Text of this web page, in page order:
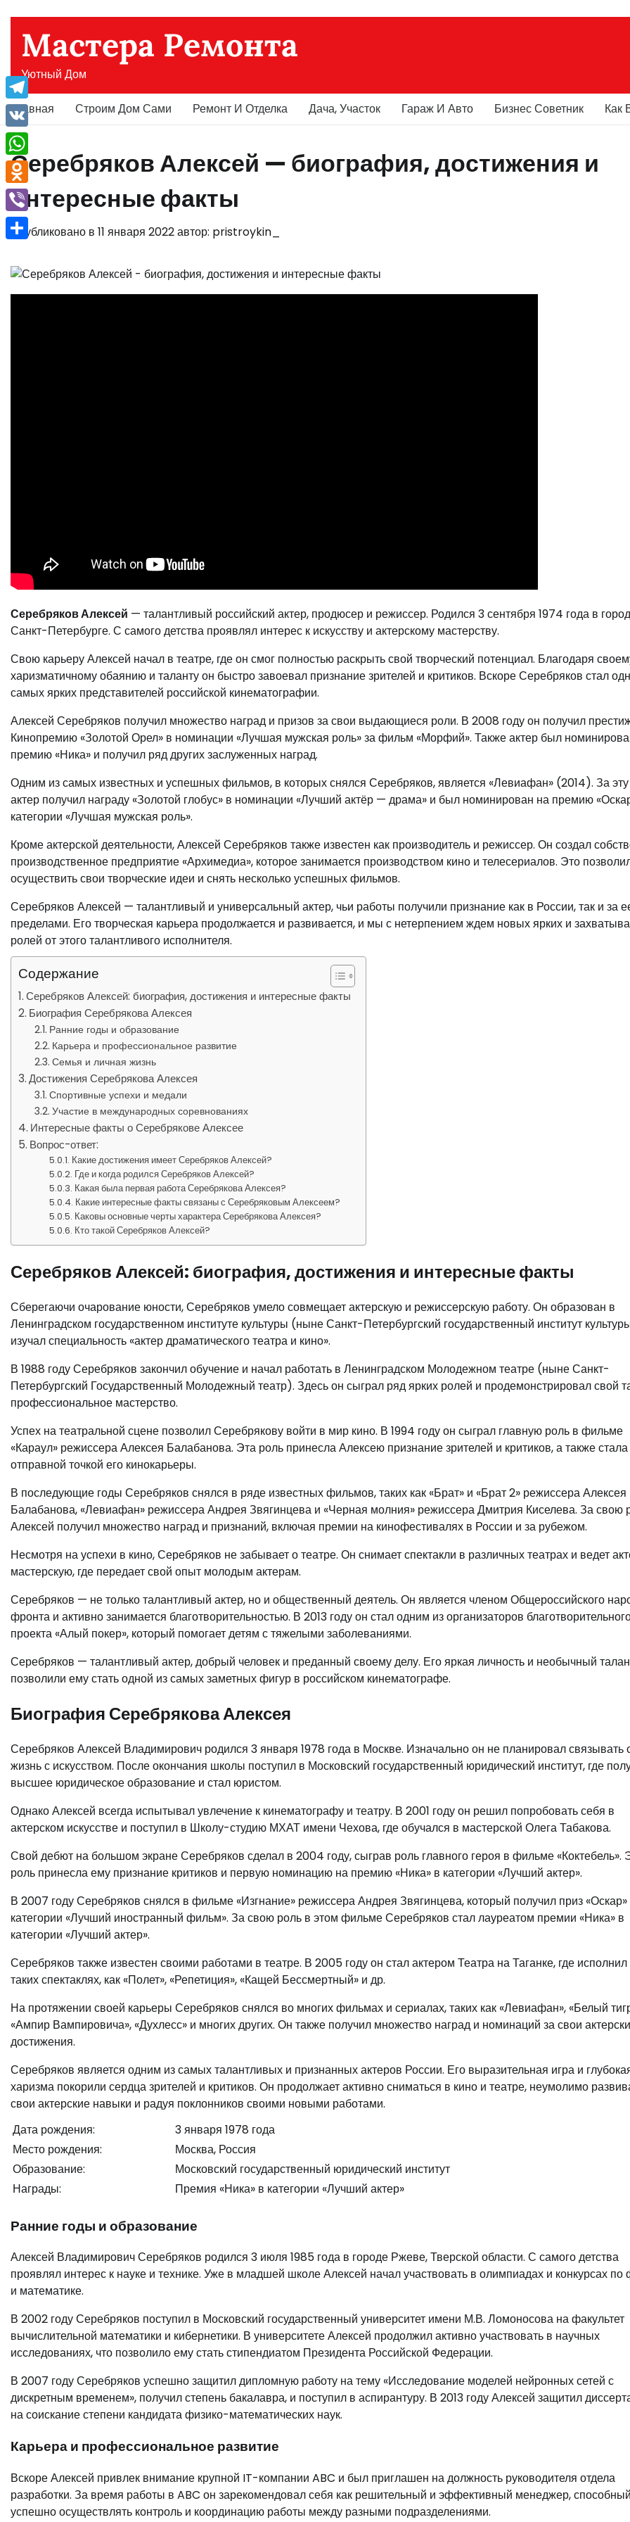
содержимому
Мастера Ремонта
Уютный Дом
Главная Строим Дом Сами Ремонт И Отделка Дача, Участок Гараж И Авто Бизнес Советник Как
Серебряков Алексей — биография, достижения и
интересные факты
Опубликовано в 11 января 2022автор: pristroykin_
Серебряков Алексей — талантливый российский актер, продюсер и режиссер. Родился 3 сентября 1974 года в
Санкт-Петербурге. С самого детства проявлял интерес к искусству и актерскому мастерству.
Свою карьеру Алексей начал в театре, где он смог полностью раскрыть свой творческий потенциал. Благодаря
харизматичному обаянию и таланту он быстро завоевал признание зрителей и критиков. Вскоре Серебряков стал
самых ярких представителей российской кинематографии.
Алексей Серебряков получил множество наград и призов за свои выдающиеся роли. В 2008 году он получил
Кинопремию «Золотой Орел» в номинации «Лучшая мужская роль» за фильм «Морфий». Также актер был
премию «Ника» и получил ряд других заслуженных наград.
Одним из самых известных и успешных фильмов, в которых снялся Серебряков, является «Левиафан» (2014). За
актер получил награду «Золотой глобус» в номинации «Лучший актёр — драма» и был номинирован на премию
категории «Лучшая мужская роль».
Кроме актерской деятельности, Алексей Серебряков также известен как производитель и режиссер. Он создал
производственное предприятие «Архимедиа», которое занимается производством кино и телесериалов. Это
осуществить свои творческие идеи и снять несколько успешных фильмов.
Серебряков Алексей — талантливый и универсальный актер, чьи работы получили признание как в России, так и за
пределами. Его творческая карьера продолжается и развивается, и мы с нетерпением ждем новых ярких и
ролей от этого талантливого исполнителя.
Содержание
Серебряков Алексей: биография, достижения и интересные факты
Биография Серебрякова Алексея
Ранние годы и образование
Карьера и профессиональное развитие
Семья и личная жизнь
Достижения Серебрякова Алексея
Спортивные успехи и медали
Участие в международных соревнованиях
Интересные факты о Серебрякове Алексее
Вопрос-ответ:
Какие достижения имеет Серебряков Алексей?
Где и когда родился Серебряков Алексей?
Какая была первая работа Серебрякова Алексея?
Какие интересные факты связаны с Серебряковым Алексеем?
Каковы основные черты характера Серебрякова Алексея?
Кто такой Серебряков Алексей?
Серебряков Алексей: биография, достижения и интересные факты
Сберегаючи очарование юности, Серебряков умело совмещает актерскую и режиссерскую работу. Он образован в
Ленинградском государственном институте культуры (ныне Санкт-Петербургский государственный институт
изучал специальность «актер драматического театра и кино».
В 1988 году Серебряков закончил обучение и начал работать в Ленинградском Молодежном театре (ныне Санкт-
Петербургский Государственный Молодежный театр). Здесь он сыграл ряд ярких ролей и продемонстрировал свой
профессиональное мастерство.
Успех на театральной сцене позволил Серебрякову войти в мир кино. В 1994 году он сыграл главную роль в фильме
«Караул» режиссера Алексея Балабанова. Эта роль принесла Алексею признание зрителей и критиков, а также стала
отправной точкой его кинокарьеры.
В последующие годы Серебряков снялся в ряде известных фильмов, таких как «Брат» и «Брат 2» режиссера Алексея
Балабанова, «Левиафан» режиссера Андрея Звягинцева и «Черная молния» режиссера Дмитрия Киселева. За свою
Алексей получил множество наград и признаний, включая премии на кинофестивалях в России и за рубежом.
Несмотря на успехи в кино, Серебряков не забывает о театре. Он снимает спектакли в различных театрах и ведет
мастерскую, где передает свой опыт молодым актерам.
Серебряков — не только талантливый актер, но и общественный деятель. Он является членом Общероссийского
фронта и активно занимается благотворительностью. В 2013 году он стал одним из организаторов
проекта «Алый покер», который помогает детям с тяжелыми заболеваниями.
Серебряков — талантливый актер, добрый человек и преданный своему делу. Его яркая личность и необычный
позволили ему стать одной из самых заметных фигур в российском кинематографе.
Биография Серебрякова Алексея
Серебряков Алексей Владимирович родился 3 января 1978 года в Москве. Изначально он не планировал связывать
жизнь с искусством. После окончания школы поступил в Московский государственный юридический институт, где
высшее юридическое образование и стал юристом.
Однако Алексей всегда испытывал увлечение к кинематографу и театру. В 2001 году он решил попробовать себя в
актерском искусстве и поступил в Школу-студию МХАТ имени Чехова, где обучался в мастерской Олега Табакова.
Свой дебют на большом экране Серебряков сделал в 2004 году, сыграв роль главного героя в фильме «Коктебель».
роль принесла ему признание критиков и первую номинацию на премию «Ника» в категории «Лучший актер».
В 2007 году Серебряков снялся в фильме «Изгнание» режиссера Андрея Звягинцева, который получил приз «Оскар»
категории «Лучший иностранный фильм». За свою роль в этом фильме Серебряков стал лауреатом премии «Ника» в
категории «Лучший актер».
Серебряков также известен своими работами в театре. В 2005 году он стал актером Театра на Таганке, где
таких спектаклях, как «Полет», «Репетиция», «Кащей Бессмертный» и др.
На протяжении своей карьеры Серебряков снялся во многих фильмах и сериалах, таких как «Левиафан», «Белый
«Ампир Вампировича», «Духлесс» и многих других. Он также получил множество наград и номинаций за свои
достижения.
Серебряков является одним из самых талантливых и признанных актеров России. Его выразительная игра и
харизма покорили сердца зрителей и критиков. Он продолжает активно сниматься в кино и театре, неумолимо
свои актерские навыки и радуя поклонников своими новыми работами.
Дата рождения:
3 января 1978 года
Место рождения:
Москва, Россия
Образование:
Московский государственный юридический институт
Награды:
Премия «Ника» в категории «Лучший актер»
Ранние годы и образование
Алексей Владимирович Серебряков родился 3 июля 1985 года в городе Ржеве, Тверской области. С самого детства
проявлял интерес к науке и технике. Уже в младшей школе Алексей начал участвовать в олимпиадах и конкурсах по
и математике.
В 2002 году Серебряков поступил в Московский государственный университет имени М.В. Ломоносова на факультет
вычислительной математики и кибернетики. В университете Алексей продолжил активно участвовать в научных
исследованиях, что позволило ему стать стипендиатом Президента Российской Федерации.
В 2007 году Серебряков успешно защитил дипломную работу на тему «Исследование моделей нейронных сетей с
дискретным временем», получил степень бакалавра, и поступил в аспирантуру. В 2013 году Алексей защитил
на соискание степени кандидата физико-математических наук.
Карьера и профессиональное развитие
Вскоре Алексей привлек внимание крупной IT-компании ABC и был приглашен на должность руководителя отдела
разработки. За время работы в ABC он зарекомендовал себя как решительный и эффективный менеджер, способный
успешно осуществлять контроль и координацию работы между разными подразделениями.
Telegram
VK
WhatsApp
Odnoklassniki
Viber